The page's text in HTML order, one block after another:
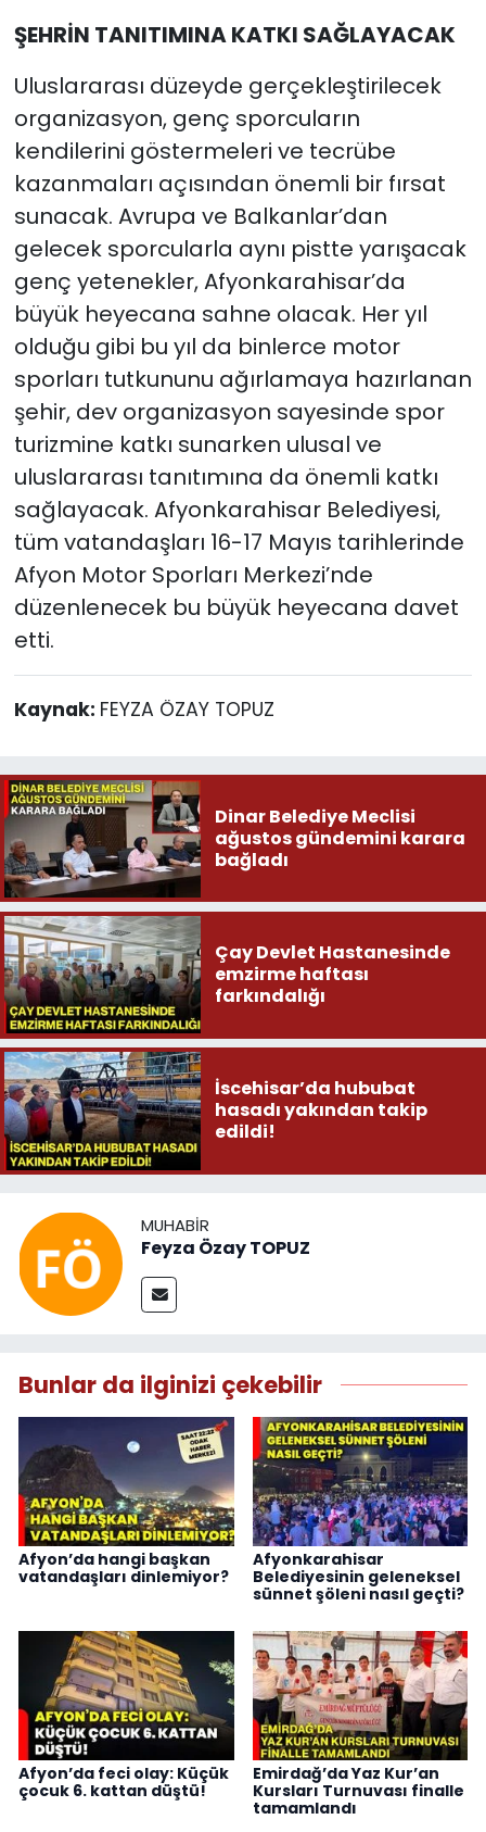
ŞEHRİN TANITIMINA KATKI SAĞLAYACAK
Uluslararası düzeyde gerçekleştirilecek
organizasyon, genç sporcuların
kendilerini göstermeleri ve tecrübe
kazanmaları açısından önemli bir fırsat
sunacak. Avrupa ve Balkanlar’dan
gelecek sporcularla aynı pistte yarışacak
genç yetenekler, Afyonkarahisar’da
büyük heyecana sahne olacak. Her yıl
olduğu gibi bu yıl da binlerce motor
sporları tutkununu ağırlamaya hazırlanan
şehir, dev organizasyon sayesinde spor
turizmine katkı sunarken ulusal ve
uluslararası tanıtımına da önemli katkı
sağlayacak. Afyonkarahisar Belediyesi,
tüm vatandaşları 16-17 Mayıs tarihlerinde
Afyon Motor Sporları Merkezi’nde
düzenlenecek bu büyük heyecana davet
etti.
Kaynak: FEYZA ÖZAY TOPUZ
Dinar Belediye Meclisi
ağustos gündemini karara
bağladı
Çay Devlet Hastanesinde
emzirme haftası
farkındalığı
İscehisar’da hububat
hasadı yakından takip
edildi!
MUHABIR
Feyza Özay TOPUZ
Bunlar da ilginizi çekebilir
Afyon’da hangi başkan
vatandaşları dinlemiyor?
Afyonkarahisar
Belediyesinin geleneksel
sünnet şöleni nasıl geçti?
Afyon’da feci olay: Küçük
çocuk 6. kattan düştü!
Emirdağ’da Yaz Kur’an
Kursları Turnuvası finalle
tamamlandı